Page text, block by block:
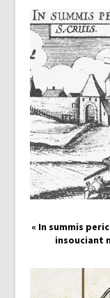
« In summis
insouciant